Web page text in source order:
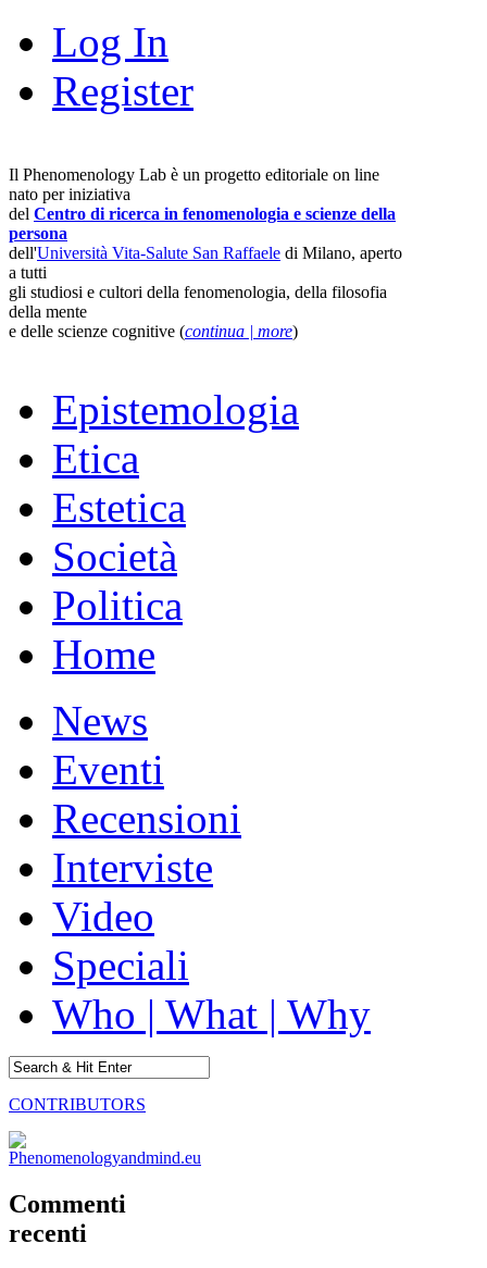
Log In
Register
Il Phenomenology Lab è un progetto editoriale on line
nato per iniziativa
del Centro di ricerca in fenomenologia e scienze della
persona
dell'Università Vita-Salute San Raffaele di Milano, aperto
a tutti
gli studiosi e cultori della fenomenologia, della filosofia
della mente
e delle scienze cognitive (continua | more)
Epistemologia
Etica
Estetica
Società
Politica
Home
News
Eventi
Recensioni
Interviste
Video
Speciali
Who | What | Why
CONTRIBUTORS
Commenti
recenti